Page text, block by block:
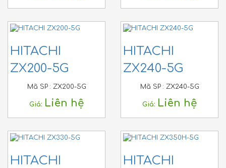
HITACHI
ZX200-5G
Mã SP : ZX200-5G
Giá: Liên hệ
HITACHI
ZX240-5G
Mã SP : ZX240-5G
Giá: Liên hệ
HITACHI
HITACHI